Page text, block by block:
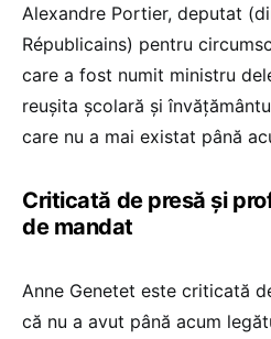
Alexandre Portier, deputat
Républicains) pentru
care a fost numit ministru
reușita școlară și
care nu a mai existat până
Criticată de presă și
de mandat
Anne Genetet este criticată
că nu a avut până acum